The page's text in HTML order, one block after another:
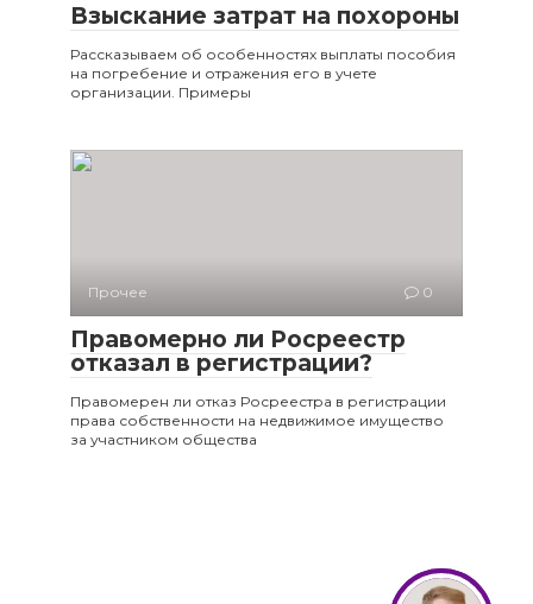
Взыскание затрат на похороны
Рассказываем об особенностях выплаты пособия
на погребение и отражения его в учете
организации. Примеры
Прочее 0
Правомерно ли Росреестр
отказал в регистрации?
Правомерен ли отказ Росреестра в регистрации
права собственности на недвижимое имущество
за участником общества